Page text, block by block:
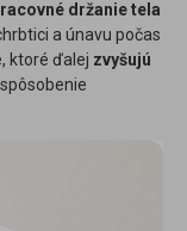
držanie tela
a únavu počas
ktoré ďalej zvyšujú